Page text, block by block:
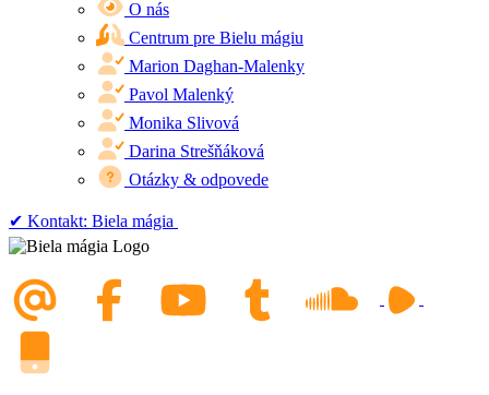
O nás
Centrum pre Bielu mágiu
Marion Daghan-Malenky
Pavol Malenký
Monika Slivová
Darina Strešňáková
Otázky & odpovede
✔︎ Kontakt: Biela mágia